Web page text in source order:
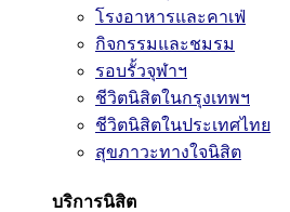
โรงอาหารและคาเฟ่
กิจกรรมและชมรม
รอบรั้วจุฬาฯ
ชีวิตนิสิตในกรุงเทพฯ
ชีวิตนิสิตในประเทศไทย
สุขภาวะทางใจนิสิต
บริการนิสิต